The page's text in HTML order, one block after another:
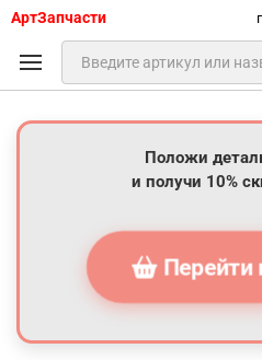
АртЗапчасти
Положи
и получи 10%
Перейти